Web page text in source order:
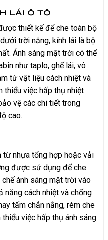
lái ô tô
thiết kế để che toàn bộ
trời nắng, kính lái là bộ
Ánh sáng mặt trời có thể
như taplo, ghế lái, vô
từ vật liệu cách nhiệt và
thiểu việc hấp thụ nhiệt
vệ các chi tiết trong
cao.
từ nhựa tổng hợp hoặc vải
được sử dụng để che
ánh sáng mặt trời vào
năng cách nhiệt và chống
tấm chắn nắng, rèm che
việc hấp thụ ánh sáng